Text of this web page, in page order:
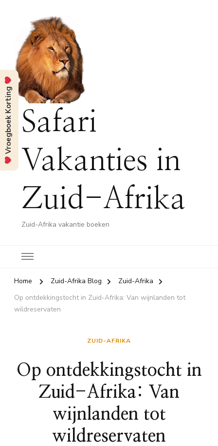
Safari
Vakanties in
Zuid-Afrika
Zuid-Afrika vakantie boeken
Home Zuid-Afrika Blog
Zuid-Afrika
Op ontdekkingstocht in Zuid-Afrika: Van wijnlanden tot
wildreservaten
ZUID-AFRIKA
Op ontdekkingstocht in
Zuid-Afrika: Van
wijnlanden tot
wildreservaten
Vroegboek Korting